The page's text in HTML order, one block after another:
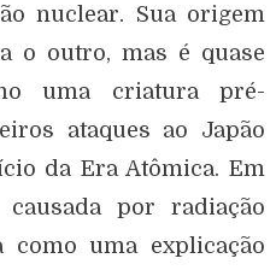
nuclear. Sua origem
o outro, mas é quase
uma criatura pré-
ataques ao Japão
da Era Atômica. Em
por radiação
como uma explicação